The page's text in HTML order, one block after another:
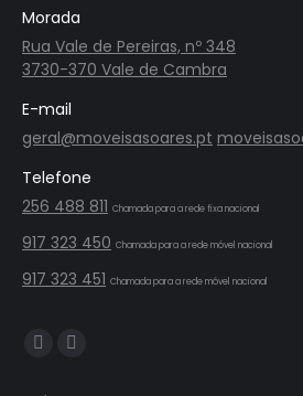
Morada
Rua Vale de Pereiras, nº 348
3730-370 Vale de Cambra
E-mail
geral@moveisasoares.pt
Telefone
256 488 811 Chamada para a rede fixa nacional
917 323 450 Chamada para a rede móvel nacional
917 323 451 Chamada para a rede móvel nacional
Find us on:
FacebookInstagram